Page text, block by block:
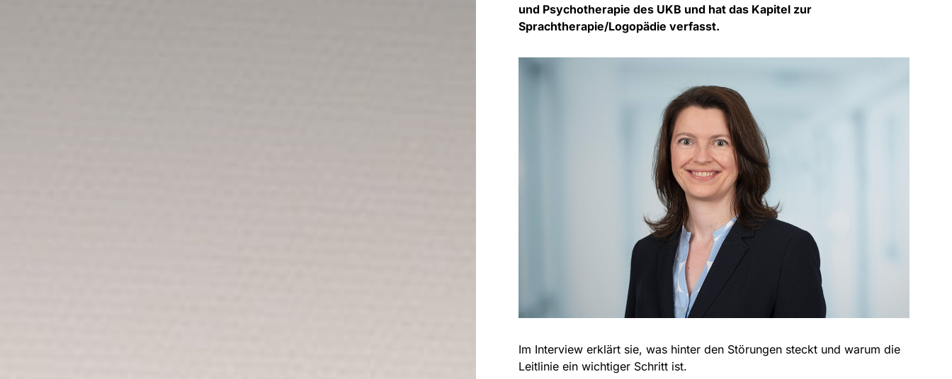
und Psychotherapie des UKB und hat das Kapitel zur
Sprachtherapie/Logopädie verfasst.
Im Interview erklärt sie, was hinter den Störungen steckt und warum die
Leitlinie ein wichtiger Schritt ist.